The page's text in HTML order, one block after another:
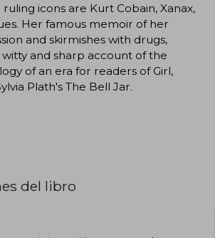
icons are Kurt Cobain, Xanax,
Her famous memoir of her
and skirmishes with drugs,
witty and sharp account of the
of an era for readers of Girl,
Plath's The Bell Jar.
del libro